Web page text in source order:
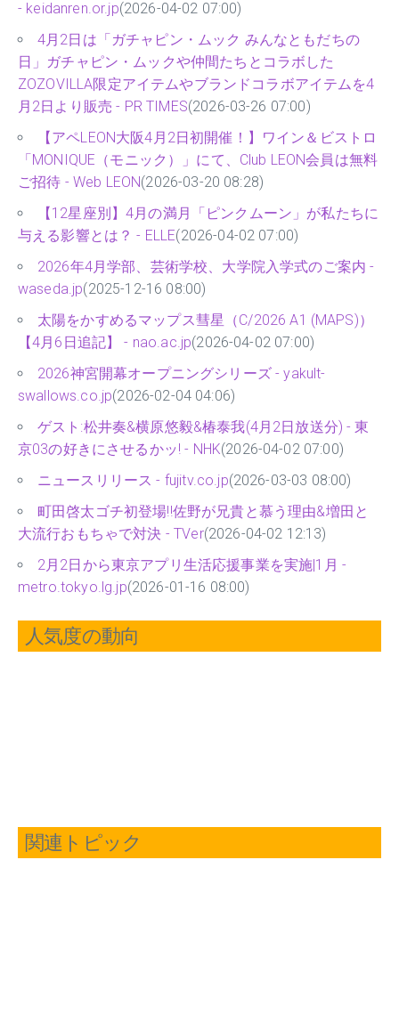
- keidanren.or.jp(2026-04-02 07:00)
4月2日は「ガチャピン・ムック みんなともだちの
日」ガチャピン・ムックや仲間たちとコラボした
ZOZOVILLA限定アイテムやブランドコラボアイテムを4
月2日より販売 - PR TIMES(2026-03-26 07:00)
【アペLEON大阪4月2日初開催！】ワイン＆ビストロ
「MONIQUE（モニック）」にて、Club LEON会員は無料
ご招待 - Web LEON(2026-03-20 08:28)
【12星座別】4月の満月「ピンクムーン」が私たちに
与える影響とは？ - ELLE(2026-04-02 07:00)
2026年4月学部、芸術学校、大学院入学式のご案内 -
waseda.jp(2025-12-16 08:00)
太陽をかすめるマップス彗星（C/2026 A1 (MAPS)）
【4月6日追記】 - nao.ac.jp(2026-04-02 07:00)
2026神宮開幕オープニングシリーズ - yakult-
swallows.co.jp(2026-02-04 04:06)
ゲスト:松井奏&横原悠毅&椿泰我(4月2日放送分) - 東
京03の好きにさせるかッ! - NHK(2026-04-02 07:00)
ニュースリリース - fujitv.co.jp(2026-03-03 08:00)
町田啓太ゴチ初登場!!佐野が兄貴と慕う理由&増田と
大流行おもちゃで対決 - TVer(2026-04-02 12:13)
2月2日から東京アプリ生活応援事業を実施|1月 -
metro.tokyo.lg.jp(2026-01-16 08:00)
人気度の動向
関連トピック